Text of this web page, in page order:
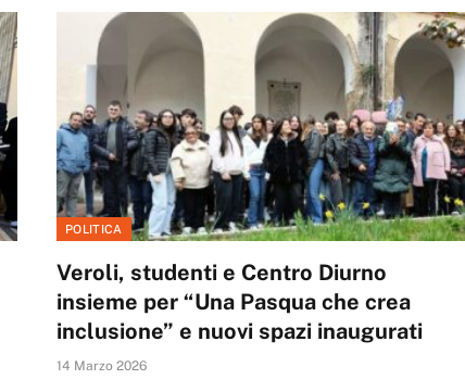
POLITICA
Veroli, studenti e Centro Diurno
insieme per “Una Pasqua che crea
inclusione” e nuovi spazi inaugurati
14 Marzo 2026